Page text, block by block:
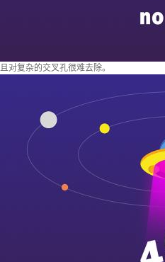
且对复杂的交叉孔很难去除。